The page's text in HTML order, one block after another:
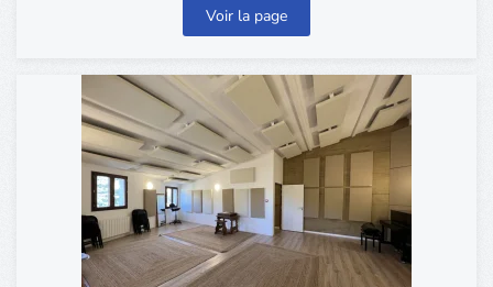
Voir la page